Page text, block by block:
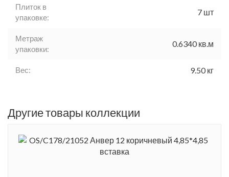
Плиток в
упаковке:
7 шт
Метраж
упаковки:
0.6340 кв.м
Вес: 9.50 кг
Другие товары коллекции